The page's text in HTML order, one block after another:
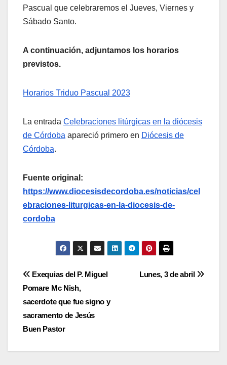
Pascual que celebraremos el Jueves, Viernes y
Sábado Santo.
A continuación, adjuntamos los horarios
previstos.
Horarios Triduo Pascual 2023
La entrada Celebraciones litúrgicas en la diócesis
de Córdoba apareció primero en Diócesis de
Córdoba.
Fuente original:
https://www.diocesisdecordoba.es/noticias/cel
ebraciones-liturgicas-en-la-diocesis-de-
cordoba
Navegación
de
entradas
Lunes, 3 de abril
Exequias del P. Miguel
Pomare Mc Nish,
sacerdote que fue signo y
sacramento de Jesús
Buen Pastor